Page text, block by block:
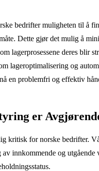
bedrifter muligheten til å
Dette gjør det mulig å
lagerprosessene deres blir
lageroptimalisering og
en problemfri og effektiv
er
kritisk for norske bedrifter.
innkommende og utgående